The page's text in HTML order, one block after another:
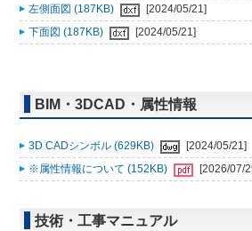
左側面図 (187KB)
[2024/05/21]
下面図 (187KB)
[2024/05/21]
BIM・3DCAD・属性情報
3D CADシンボル (629KB)
[2024/05/21]
※属性情報について (152KB)
[2026/07/
技術・工事マニュアル